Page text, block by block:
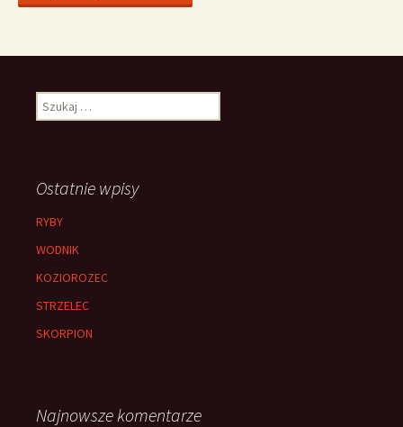
Szukaj:
Ostatnie wpisy
RYBY
WODNIK
KOZIOROZEC
STRZELEC
SKORPION
Najnowsze komentarze